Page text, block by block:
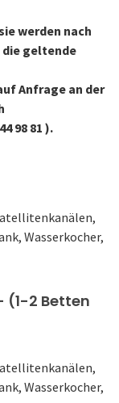
werden nach
geltende
Anfrage an der
98 81 ).
Wasserkocher,
(1-2 Betten
Wasserkocher,